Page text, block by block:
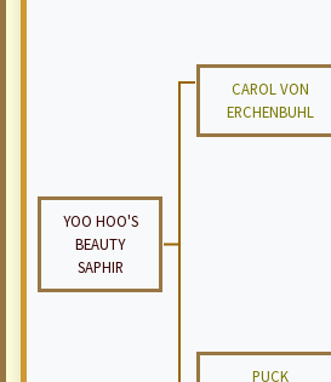
CAROL VON
ERCHENBUHL
YOO HOO'S
BEAUTY
SAPHIR
PUCK